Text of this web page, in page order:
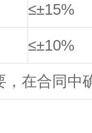
≤±15%
≤±10%
，在合同中